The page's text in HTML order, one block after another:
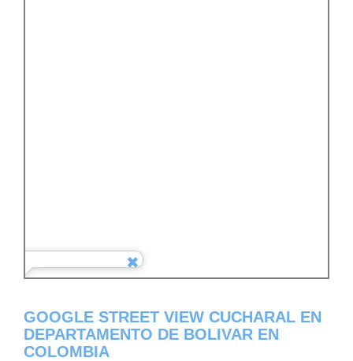
GOOGLE STREET VIEW CUCHARAL EN
DEPARTAMENTO DE BOLIVAR EN
COLOMBIA